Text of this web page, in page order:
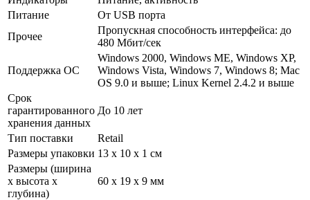
Питание
От USB порта
Прочее
Пропускная способность интерфейса: до
480 Мбит/­сек
Поддержка ОС
Windows 2000, Windows ME, Windows XP,
Windows Vista, Windows 7, Windows 8; Mac
OS 9.0 и выше; Linux Kernel 2.4.2 и выше
Срок
гарантированного
хранения данных
До 10 лет
Тип поставки
Retail
Размеры упаковки 13 x 10 x 1 см
Размеры (ширина
х высота х
глубина)
60 x 19 x 9 мм